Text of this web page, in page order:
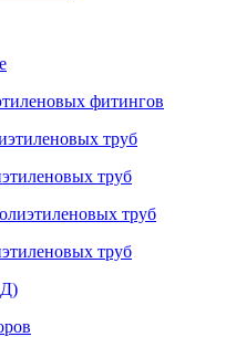
фитингов
труб
труб
труб
труб